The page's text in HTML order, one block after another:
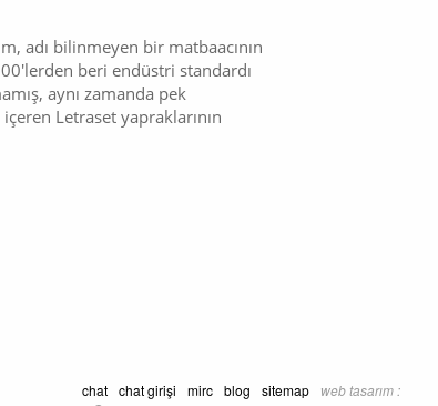
adı bilinmeyen bir matbaacının
beri endüstri standardı
aynı zamanda pek
Letraset yapraklarının
chat chat girişi mirc blog sitemap
web tasarım :